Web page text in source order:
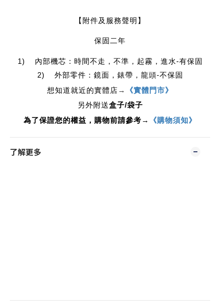
【附件及服務聲明】
保固二年
1) 內部機芯：時間不走，不準，起霧，進水-有保固
2) 外部零件：鏡面，錶帶，龍頭-不保固
想知道就近的實體店 →
《實體門市》
另外附送盒子/袋子
為了保證您的權益，購物前請參考→
《購物須知》
了解更多